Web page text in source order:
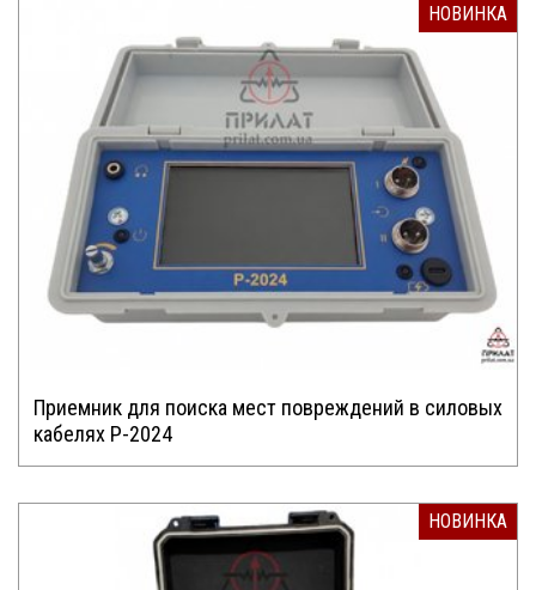
НОВИНКА
Приемник для поиска мест повреждений в силовых
кабелях P-2024
НОВИНКА